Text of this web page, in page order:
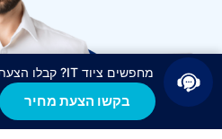
מחפשים ציוד IT? קבלו הצעת מחיר תוך 24 שעות!
בקשו הצעת מחיר